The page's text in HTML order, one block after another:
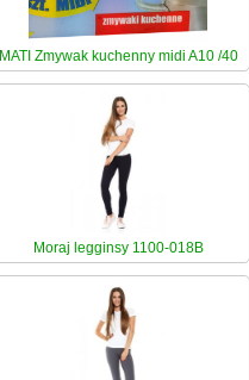
MATI Zmywak kuchenny midi A10 /40
Moraj legginsy 1100-018B